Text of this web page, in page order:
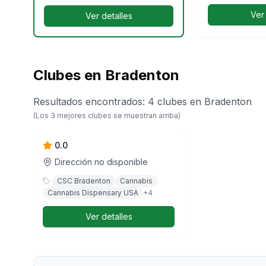
Ver detalles Ver
Clubes en Bradenton
Resultados encontrados: 4 clubes en Bradenton
(Los 3 mejores clubes se muestran arriba)
Curaleaf - Bradenton
0.0
Dirección no disponible
CSC Bradenton
Cannabis
Cannabis Dispensary USA +4
Ver detalles